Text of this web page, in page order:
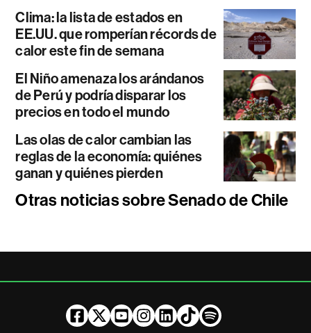
Clima: la lista de estados en
EE.UU. que romperían récords de
calor este fin de semana
El Niño amenaza los arándanos
de Perú y podría disparar los
precios en todo el mundo
Las olas de calor cambian las
reglas de la economía: quiénes
ganan y quiénes pierden
Otras noticias sobre Senado de Chile